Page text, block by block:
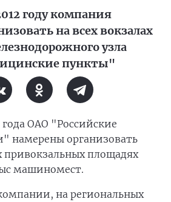
году компания
на всех вокзалах
узла
пункты"
года ОАО "Российские
намерены организовать
привокзальных площадях
машиномест.
на региональных